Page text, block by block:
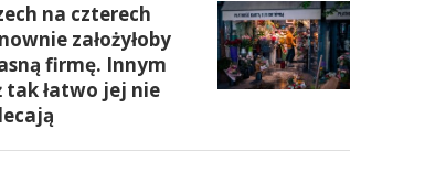
na czterech
założyłoby
firmę. Innym
tak łatwo jej nie